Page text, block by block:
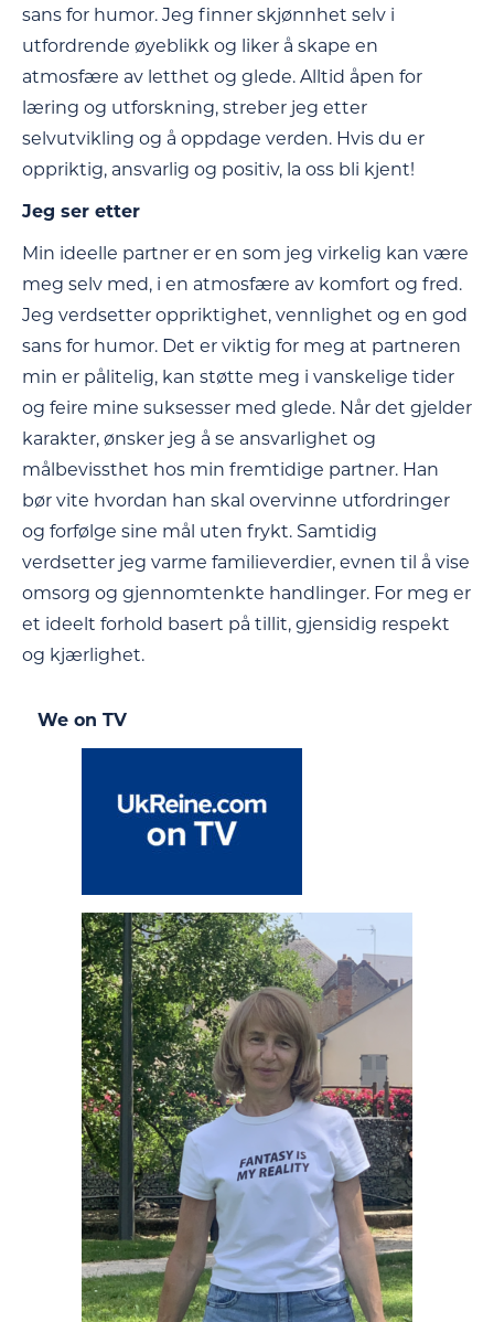
sans for humor. Jeg finner skjønnhet selv i
utfordrende øyeblikk og liker å skape en
atmosfære av letthet og glede. Alltid åpen for
læring og utforskning, streber jeg etter
selvutvikling og å oppdage verden. Hvis du er
oppriktig, ansvarlig og positiv, la oss bli kjent!
Jeg ser etter
Min ideelle partner er en som jeg virkelig kan være
meg selv med, i en atmosfære av komfort og fred.
Jeg verdsetter oppriktighet, vennlighet og en god
sans for humor. Det er viktig for meg at partneren
min er pålitelig, kan støtte meg i vanskelige tider
og feire mine suksesser med glede. Når det gjelder
karakter, ønsker jeg å se ansvarlighet og
målbevissthet hos min fremtidige partner. Han
bør vite hvordan han skal overvinne utfordringer
og forfølge sine mål uten frykt. Samtidig
verdsetter jeg varme familieverdier, evnen til å vise
omsorg og gjennomtenkte handlinger. For meg er
et ideelt forhold basert på tillit, gjensidig respekt
og kjærlighet.
We on TV